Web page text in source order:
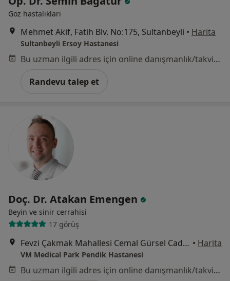
Göz hastalıkları
Mehmet Akif, Fatih Blv. No:175, Sultanbeyli • Harita
Sultanbeyli Ersoy Hastanesi
Bu uzman ilgili adres için online danışmanlık/takvim sunmuyor.
Randevu talep et
Doç. Dr. Atakan Emengen
Beyin ve sinir cerrahisi
17 görüş
Fevzi Çakmak Mahallesi Cemal Gürsel Caddesi No:9, Pendik • Harita
VM Medical Park Pendik Hastanesi
Bu uzman ilgili adres için online danışmanlık/takvim sunmuyor.